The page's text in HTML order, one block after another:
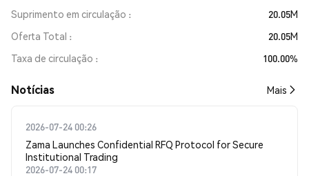
Suprimento em circulação
20.05M
Oferta Total
20.05M
Taxa de circulação
100.00%
​​Notícias​​ Mais
2026-07-24 00:26
Zama Launches Confidential RFQ Protocol for Secure
Institutional Trading
2026-07-24 00:17